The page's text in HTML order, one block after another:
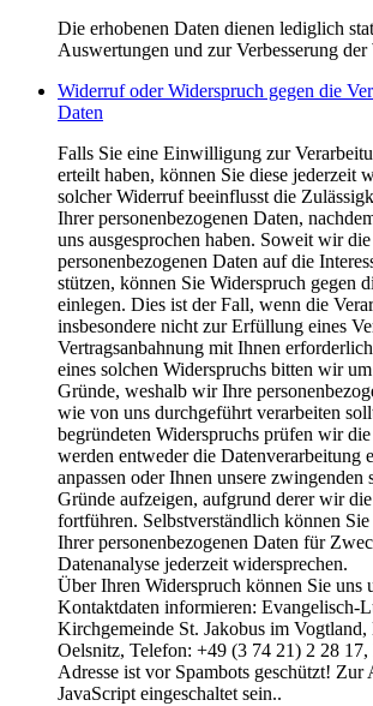
Die erhobenen Daten dienen lediglich
Auswertungen und zur Verbesserung der
Widerruf oder Widerspruch gegen die
Daten
Falls Sie eine Einwilligung zur
erteilt haben, können Sie diese jederzeit
solcher Widerruf beeinflusst die
Ihrer personenbezogenen Daten,
uns ausgesprochen haben. Soweit wir
personenbezogenen Daten auf die
stützen, können Sie Widerspruch gegen
einlegen. Dies ist der Fall, wenn die
insbesondere nicht zur Erfüllung eines
Vertragsanbahnung mit Ihnen
eines solchen Widerspruchs bitten wir
Gründe, weshalb wir Ihre
wie von uns durchgeführt verarbeiten
begründeten Widerspruchs prüfen wir
werden entweder die Datenverarbeitung
anpassen oder Ihnen unsere zwingenden
Gründe aufzeigen, aufgrund derer wir
fortführen. Selbstverständlich können
Ihrer personenbezogenen Daten für
Datenanalyse jederzeit widersprechen.
Über Ihren Widerspruch können Sie uns
Kontaktdaten informieren: Evangelisch-
Kirchgemeinde St. Jakobus im
Oelsnitz, Telefon: +49 (3 74 21) 2 28 17,
Adresse ist vor Spambots geschützt! Zur
JavaScript eingeschaltet sein..